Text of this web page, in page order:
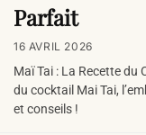
Parfait
16 AVRIL 2026
Maï Tai : La Recette du
du cocktail Mai Tai,
et conseils !